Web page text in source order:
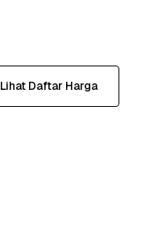
Lihat Daftar Harga